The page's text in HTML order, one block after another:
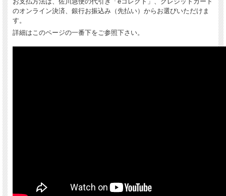
のオンライン決済、銀行お振込み（先払い）からお選びいただけま
す。
詳細はこのページの一番下をご参照下さい。